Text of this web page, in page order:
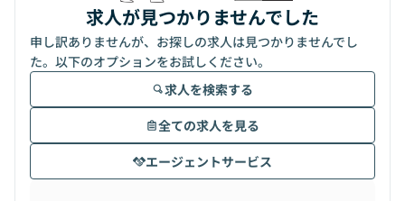
求人が見つかりませんでした
申し訳ありませんが、お探しの求人は見つかりませんでし
た。以下のオプションをお試しください。
求人を検索する
全ての求人を見る
エージェントサービス